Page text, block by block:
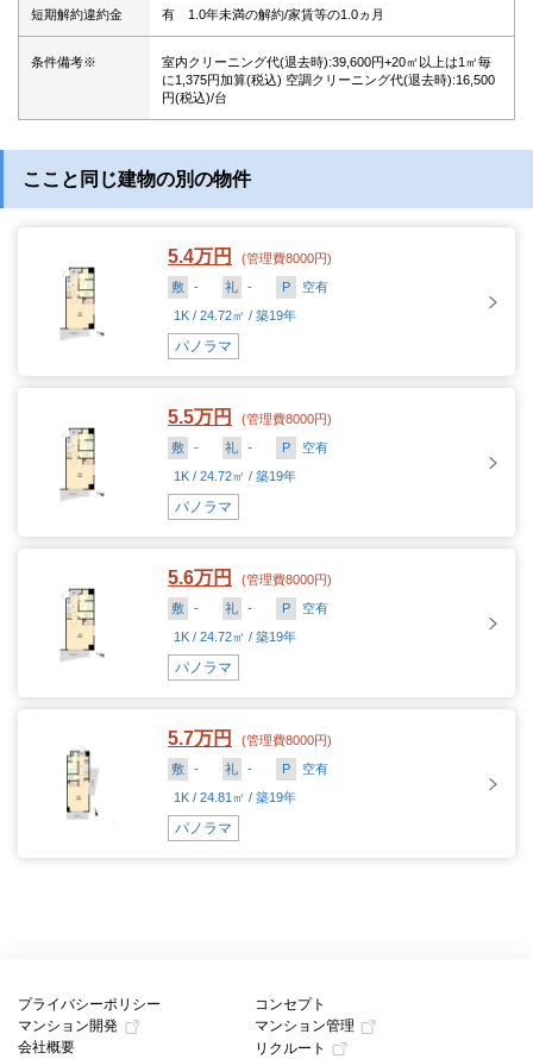
短期解約違約金 有 1.0年未満の解約/家賃等の1.0ヵ月
条件備考※
室内クリーニング代(退去時):39,600円+20㎡以上は1㎡毎
に1,375円加算(税込) 空調クリーニング代(退去時):16,500
円(税込)/台
ここと同じ建物の別の物件
5.4万円
(管理費8000円)
敷
- 礼 - P
空有
1K / 24.72㎡ / 築19年
パノラマ
5.5万円
(管理費8000円)
敷
- 礼 - P
空有
1K / 24.72㎡ / 築19年
パノラマ
5.6万円
(管理費8000円)
敷
- 礼 - P
空有
1K / 24.72㎡ / 築19年
パノラマ
5.7万円
(管理費8000円)
敷
- 礼 - P
空有
1K / 24.81㎡ / 築19年
パノラマ
プライバシーポリシー
コンセプト
マンション開発
マンション管理
会社概要
リクルート